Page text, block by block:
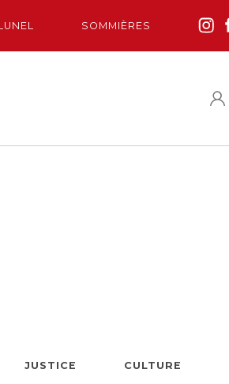
SOMMIÈRES
JUSTICE CULTURE